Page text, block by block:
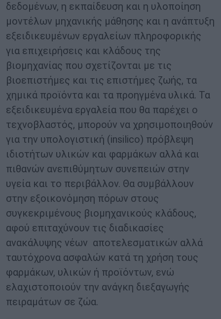
δεδομένων, η εκπαίδευση και η υλοποίηση
μοντέλων μηχανικής μάθησης και η ανάπτυξη
εξειδικευμένων εργαλείων πληροφορικής
για επιχειρήσεις και κλάδους της
βιομηχανίας που σχετίζονται με τις
βιοεπιστήμες και τις επιστήμες ζωής, τα
χημικά προϊόντα και τα προηγμένα υλικά. Τα
εξειδικευμένα εργαλεία που θα παρέχει ο
τεχνοβλαστός, μπορούν να χρησιμοποιηθούν
για την υπολογιστική (insilico) πρόβλεψη
ιδιοτήτων υλικών και φαρμάκων αλλά και
πιθανών ανεπιθύμητων συνεπειών στην
υγεία και το περιβάλλον. Θα συμβάλλουν
στην εξοικονόμηση πόρων στους
συγκεκριμένους βιομηχανικούς κλάδους,
αφού επιταχύνουν τις διαδικασίες
ανακάλυψης νέων αποτελεσματικών αλλά
ταυτόχρονα ασφαλών κατά τη χρήση τους
φαρμάκων, υλικών ή προϊόντων, ενώ
ελαχιστοποιούν την ανάγκη διεξαγωγής
πειραμάτων σε ζώα.